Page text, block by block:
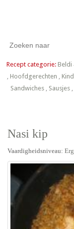
Recept categorie: Beldi
, Hoofdgerechten ,
Sandwiches , Sausjes ,
Nasi kip
Vaardigheidsniveau: